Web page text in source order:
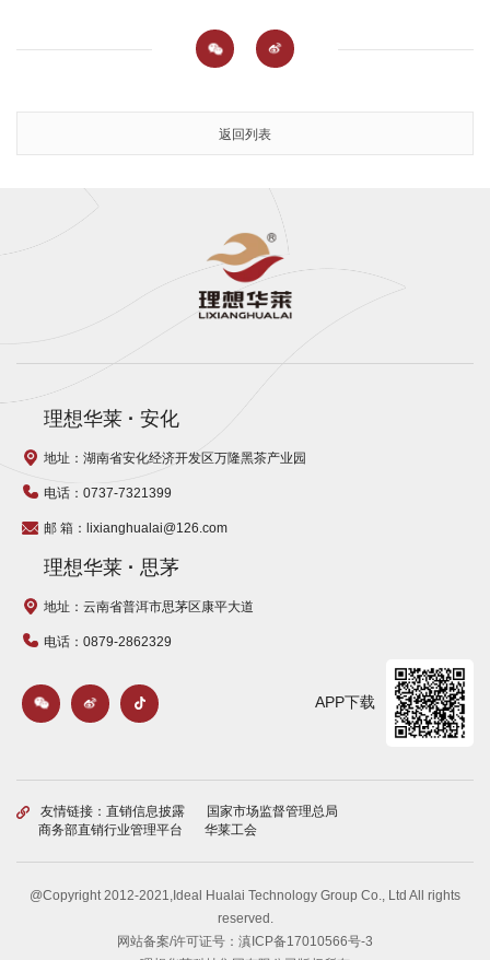
返回列表
理想华莱 · 安化
地址：湖南省安化经济开发区万隆黑茶产业园
电话：0737-7321399
邮 箱：lixianghualai@126.com
理想华莱 · 思茅
地址：云南省普洱市思茅区康平大道
电话：0879-2862329
APP下载
友情链接： 直销信息披露
国家市场监督管理总局
商务部直销行业管理平台
华莱工会
@Copyright 2012-2021,Ideal Hualai Technology Group Co., Ltd All rights
reserved.
网站备案/许可证号： 滇ICP备17010566号-3